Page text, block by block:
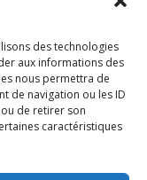
des technologies
aux informations des
nous permettra de
de navigation ou les ID
de retirer son
caractéristiques
Tarifs